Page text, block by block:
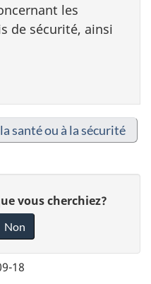
les
de sécurité, ainsi
santé ou à la sécurité
vous cherchiez?
Non
18